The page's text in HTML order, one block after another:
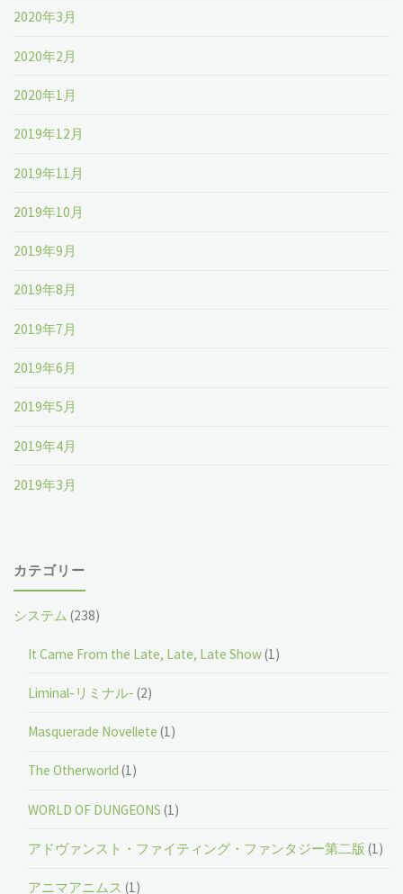
2020年3月
2020年2月
2020年1月
2019年12月
2019年11月
2019年10月
2019年9月
2019年8月
2019年7月
2019年6月
2019年5月
2019年4月
2019年3月
カテゴリー
システム (238)
It Came From the Late, Late, Late Show(1)
Liminal-リミナル- (2)
Masquerade Novellete (1)
The Otherworld (1)
WORLD OF DUNGEONS (1)
アドヴァンスト・ファイティング・ファンタジー第二版 (1)
アニマアニムス (1)